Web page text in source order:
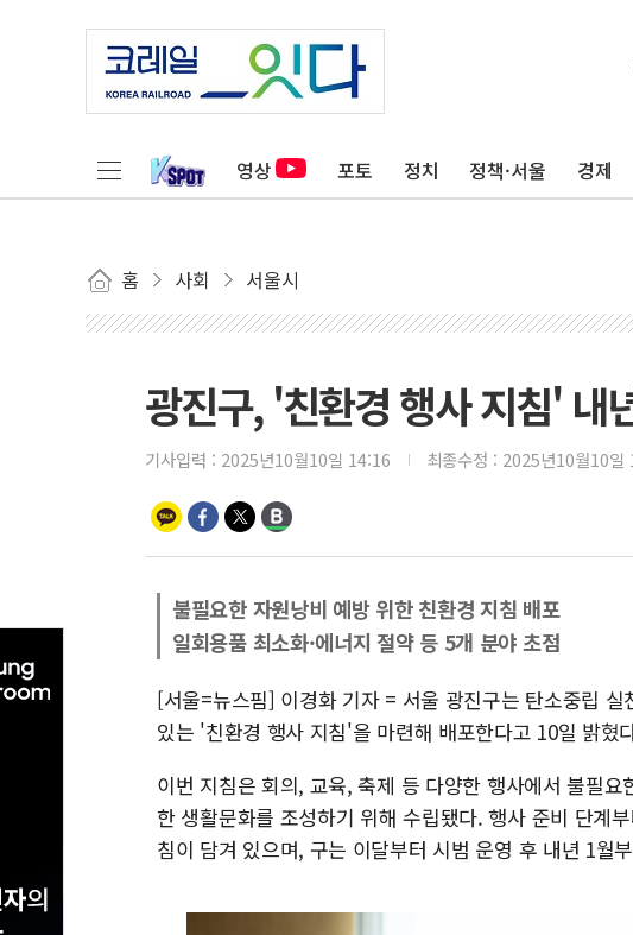
영상 포토 정치 정책·서울 경제
홈 사회 서울시
광진구, '친환경 행사 지침' 내
기사입력 : 2025년10월10일 14:16 최종수정 : 2025년10월10일
불필요한 자원낭비 예방 위한 친환경 지침 배포
일회용품 최소화·에너지 절약 등 5개 분야 초점
[서울=뉴스핌] 이경화 기자 = 서울 광진구는 탄소중립
있는 '친환경 행사 지침'을 마련해 배포한다고 10일 밝혔
이번 지침은 회의, 교육, 축제 등 다양한 행사에서 불필
한 생활문화를 조성하기 위해 수립됐다. 행사 준비 단계
침이 담겨 있으며, 구는 이달부터 시범 운영 후 내년 1월